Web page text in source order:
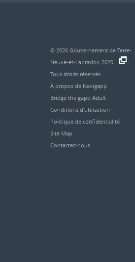
© 2026 Gouvernement de Terre-
Neuve-et-Labrador, 2020.
Tous droits réservés.
À propos de Navigapp
Bridge the gapp Adult
Conditions d’utilisation
Politique de confidentialité
Site Map
Contactez-nous